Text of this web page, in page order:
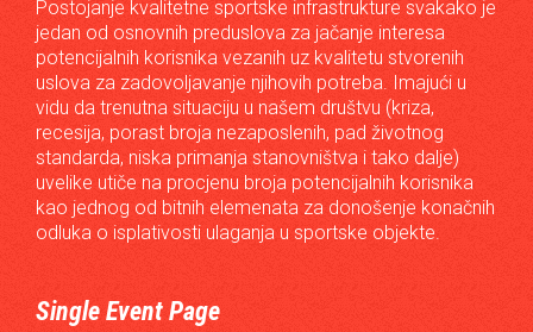
Postojanje kvalitetne sportske infrastrukture svakako je
jedan od osnovnih preduslova za jačanje interesa
potencijalnih korisnika vezanih uz kvalitetu stvorenih
uslova za zadovoljavanje njihovih potreba. Imajući u
vidu da trenutna situaciju u našem društvu (kriza,
recesija, porast broja nezaposlenih, pad životnog
standarda, niska primanja stanovništva i tako dalje)
uvelike utiče na procjenu broja potencijalnih korisnika
kao jednog od bitnih elemenata za donošenje konačnih
odluka o isplativosti ulaganja u sportske objekte.
Single Event Page